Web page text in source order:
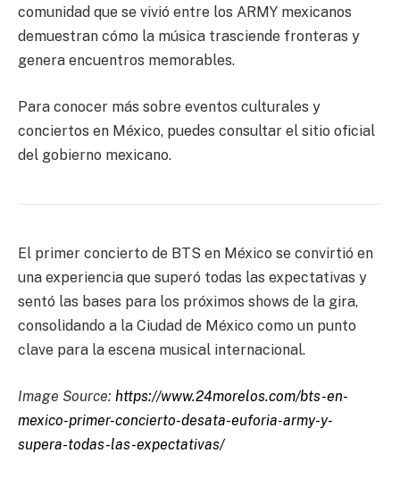
comunidad que se vivió entre los ARMY mexicanos
demuestran cómo la música trasciende fronteras y
genera encuentros memorables.
Para conocer más sobre eventos culturales y
conciertos en México, puedes consultar el sitio oficial
del gobierno mexicano.
El primer concierto de BTS en México se convirtió en
una experiencia que superó todas las expectativas y
sentó las bases para los próximos shows de la gira,
consolidando a la Ciudad de México como un punto
clave para la escena musical internacional.
Image Source: https://www.24morelos.com/bts-en-
mexico-primer-concierto-desata-euforia-army-y-
supera-todas-las-expectativas/